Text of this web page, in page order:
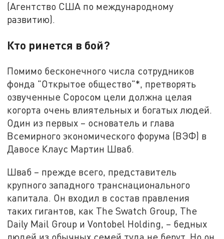
(Агентство США по международному
развитию).
Кто ринется в бой?
Помимо бесконечного числа сотрудников
фонда "Открытое общество"*, претворять
озвученные Соросом цели должна целая
когорта очень влиятельных и богатых людей.
Один из первых – основатель и глава
Всемирного экономического форума (ВЭФ) в
Давосе Клаус Мартин Шваб.
Шваб – прежде всего, представитель
крупного западного транснационального
капитала. Он входил в состав правления
таких гигантов, как The Swatch Group, The
Daily Mail Group и Vontobel Holding, – бедных